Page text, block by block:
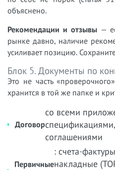
объяснено.
Рекомендации и отзывы—
рынке давно, наличие
усиливает позицию.
Блок 5. Документы по
Это не часть
хранится в той же папке и
Договор
со всеми
соглашениями
Первичные
: счета-
накладные